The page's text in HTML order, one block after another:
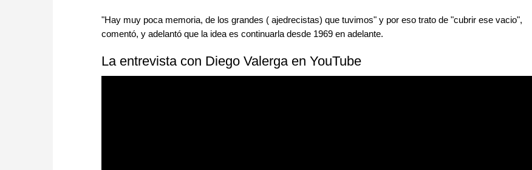
"Hay muy poca memoria, de los grandes ( ajedrecistas) que tuvimos" y por eso trato de "cubrir ese vacio",
comentó, y adelantó que la idea es continuarla desde 1969 en adelante.
La entrevista con Diego Valerga en YouTube